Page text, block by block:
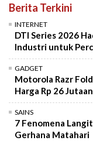
Berita Terkini
INTERNET
DTI Series 2026
Industri untuk
GADGET
Motorola Razr
Harga Rp 26 Jutaan
SAINS
7 Fenomena
Gerhana Matahari